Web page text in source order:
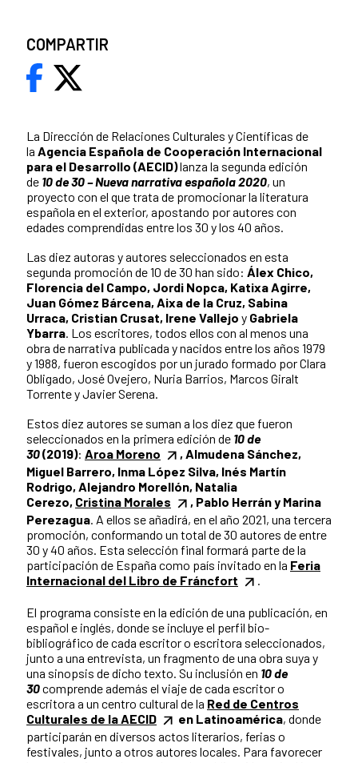
La Dirección de Relaciones Culturales y Científicas de
la Agencia Española de Cooperación Internacional
para el Desarrollo (AECID)lanza la segunda edición
de 10 de 30 – Nueva narrativa española 2020, un
proyecto con el que trata de promocionar la literatura
española en el exterior, apostando por autores con
edades comprendidas entre los 30 y los 40 años.
Las diez autoras y autores seleccionados en esta
segunda promoción de 10 de 30 han sido: Álex Chico,
Florencia del Campo, Jordi Nopca, Katixa Agirre,
Juan Gómez Bárcena, Aixa de la Cruz, Sabina
Urraca, Cristian Crusat, Irene Vallejo y Gabriela
Ybarra. Los escritores, todos ellos con al menos una
obra de narrativa publicada y nacidos entre los años 1979
y 1988, fueron escogidos por un jurado formado por Clara
Obligado, José Ovejero, Nuria Barrios, Marcos Giralt
Torrente y Javier Serena.
Estos diez autores se suman a los diez que fueron
seleccionados en la primera edición de 10 de
30(2019): Aroa Moreno
, Almudena Sánchez,
Miguel Barrero, Inma López Silva, Inés Martín
Rodrigo, Alejandro Morellón, Natalia
Cerezo, Cristina Morales
, Pablo Herrán y Marina
Perezagua . A ellos se añadirá, en el año 2021, una tercera
promoción, conformando un total de 30 autores de entre
30 y 40 años. Esta selección final formará parte de la
participación de España como país invitado en la Feria
Internacional del Libro de Fráncfort
El programa consiste en la edición de una publicación, en
español e inglés, donde se incluye el perfil bio-
bibliográfico de cada escritor o escritora seleccionados,
junto a una entrevista, un fragmento de una obra suya y
una sinopsis de dicho texto. Su inclusión en 10 de
30comprende además el viaje de cada escritor o
escritora a un centro cultural de la Red de Centros
Culturales de la AECID
en Latinoamérica, donde
participarán en diversos actos literarios, ferias o
festivales, junto a otros autores locales. Para favorecer
COMPARTIR